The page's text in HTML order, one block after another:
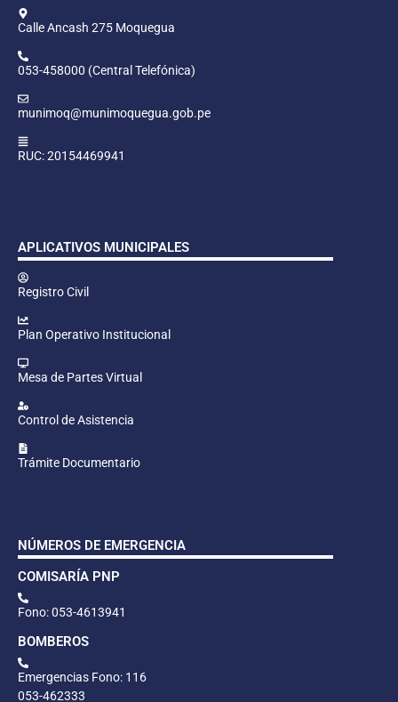
Calle Ancash 275 Moquegua
053-458000 (Central Telefónica)
munimoq@munimoquegua.gob.pe
RUC: 20154469941
APLICATIVOS MUNICIPALES
Registro Civil
Plan Operativo Institucional
Mesa de Partes Virtual
Control de Asistencia
Trámite Documentario
NÚMEROS DE EMERGENCIA
COMISARÍA PNP
Fono: 053-4613941
BOMBEROS
Emergencias Fono: 116
053-462333